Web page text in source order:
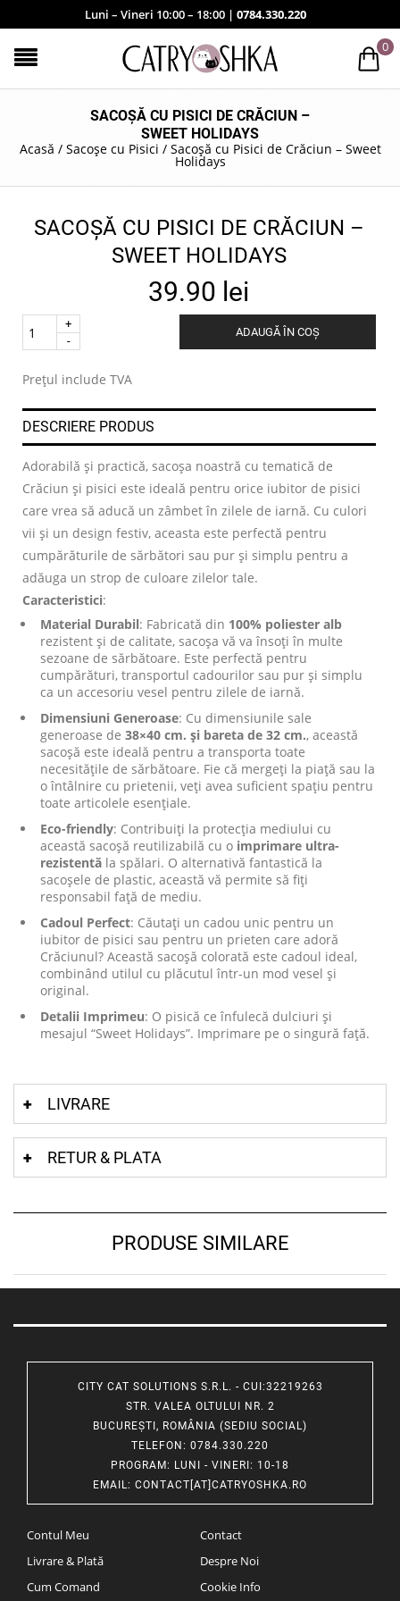
Luni – Vineri 10:00 – 18:00 | 0784.330.220
0
SACOȘĂ CU PISICI DE CRĂCIUN –
SWEET HOLIDAYS
Acasă / Sacoșe cu Pisici / Sacoșă cu Pisici de Crăciun – Sweet
Holidays
SACOȘĂ CU PISICI DE CRĂCIUN –
SWEET HOLIDAYS
39.90 lei
Quantity
ADAUGĂ ÎN COȘ
Prețul include TVA
DESCRIERE PRODUS
Adorabilă și practică, sacoșa noastră cu tematică de
Crăciun și pisici este ideală pentru orice iubitor de pisici
care vrea să aducă un zâmbet în zilele de iarnă. Cu culori
vii și un design festiv, aceasta este perfectă pentru
cumpărăturile de sărbători sau pur și simplu pentru a
adăuga un strop de culoare zilelor tale.
Caracteristici:
Material Durabil: Fabricată din 100% poliester alb
rezistent și de calitate, sacoșa vă va însoți în multe
sezoane de sărbătoare. Este perfectă pentru
cumpărături, transportul cadourilor sau pur și simplu
ca un accesoriu vesel pentru zilele de iarnă.
Dimensiuni Generoase: Cu dimensiunile sale
generoase de 38×40 cm. și bareta de 32 cm., această
sacoșă este ideală pentru a transporta toate
necesitățile de sărbătoare. Fie că mergeți la piață sau la
o întâlnire cu prietenii, veți avea suficient spațiu pentru
toate articolele esențiale.
Eco-friendly: Contribuiți la protecția mediului cu
această sacoșă reutilizabilă cu o imprimare ultra-
rezistentă la spălari. O alternativă fantastică la
sacoșele de plastic, această vă permite să fiți
responsabil față de mediu.
Cadoul Perfect: Căutați un cadou unic pentru un
iubitor de pisici sau pentru un prieten care adoră
Crăciunul? Această sacoșă colorată este cadoul ideal,
combinând utilul cu plăcutul într-un mod vesel și
original.
Detalii Imprimeu: O pisică ce înfulecă dulciuri și
mesajul “Sweet Holidays”. Imprimare pe o singură față.
LIVRARE
RETUR & PLATA
PRODUSE SIMILARE
CITY CAT SOLUTIONS S.R.L. - CUI:32219263
STR. VALEA OLTULUI NR. 2
BUCUREȘTI, ROMÂNIA (SEDIU SOCIAL)
TELEFON : 0784.330.220
PROGRAM: LUNI - VINERI: 10-18
EMAIL: CONTACT[AT]CATRYOSHKA.RO
Contul Meu
Livrare & Plată
Cum Comand
Contact
Despre Noi
Cookie Info